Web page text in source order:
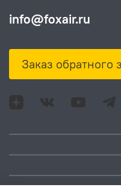
info@foxair.ru
Заказ обратного